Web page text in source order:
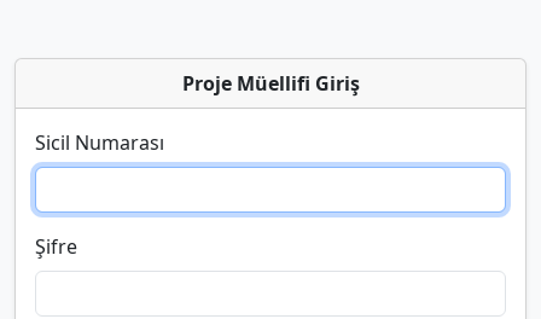
Proje Müellifi Giriş
Sicil Numarası
Şifre